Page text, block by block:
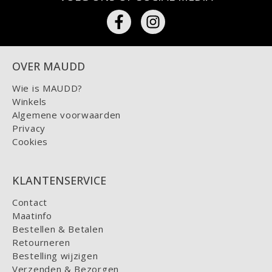
OVER MAUDD
Wie is MAUDD?
Winkels
Algemene voorwaarden
Privacy
Cookies
KLANTENSERVICE
Contact
Maatinfo
Bestellen & Betalen
Retourneren
Bestelling wijzigen
Verzenden & Bezorgen